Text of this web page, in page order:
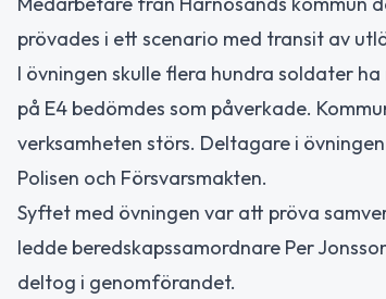
prövades i ett scenario med transit av
I övningen skulle flera hundra soldater
på E4 bedömdes som påverkade.
verksamheten störs. Deltagare i
Polisen och Försvarsmakten.
Syftet med övningen var att pröva
ledde beredskapssamordnare Per
deltog i genomförandet.